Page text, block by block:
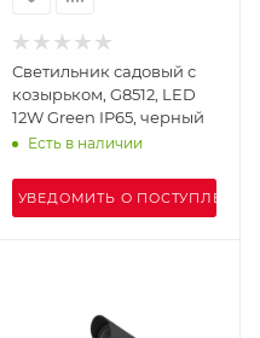
Светильник садовый с
козырьком, G8512, LED
12W Green IP65, черный
Есть в наличии
УВЕДОМИТЬ О ПОСТУПЛЕНИИ